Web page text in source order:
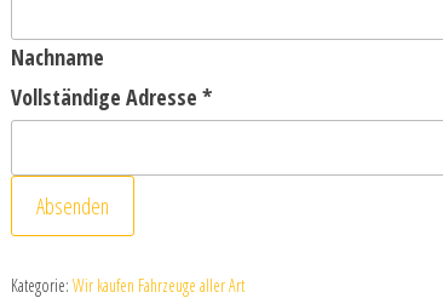
Nachname
Vollständige Adresse *
Absenden
Kategorie: Wir kaufen Fahrzeuge aller Art